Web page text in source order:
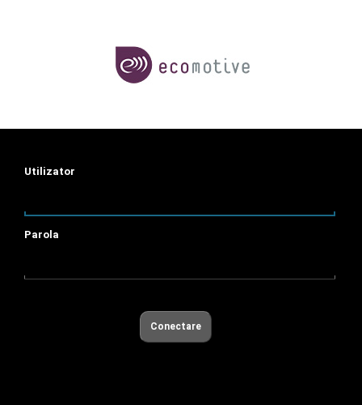
Utilizator
Parola
Conectare